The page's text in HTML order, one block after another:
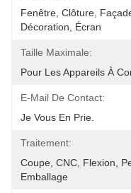
Fenêtre, Clôture,
Décoration, Écran
Taille Maximale:
Pour Les Appareils À
E-Mail De Contact:
Je Vous En Prie.
Traitement:
Coupe, CNC, Flexion,
Emballage